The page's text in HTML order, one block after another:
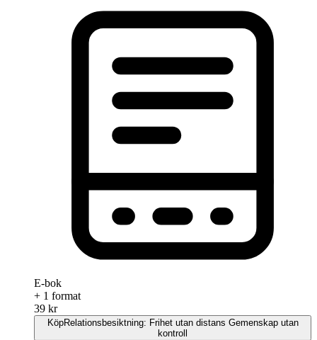
E-bok
+ 1 format
39 kr
KöpRelationsbesiktning: Frihet utan distans Gemenskap utan
kontroll